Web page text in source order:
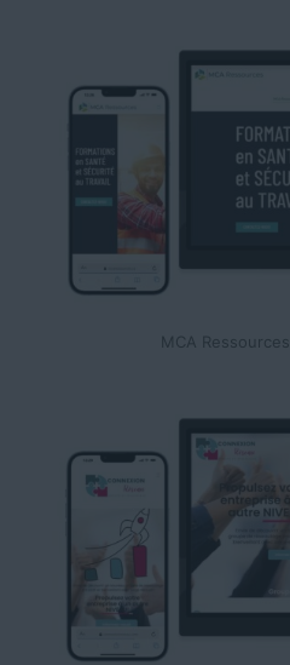
MCA Ressources